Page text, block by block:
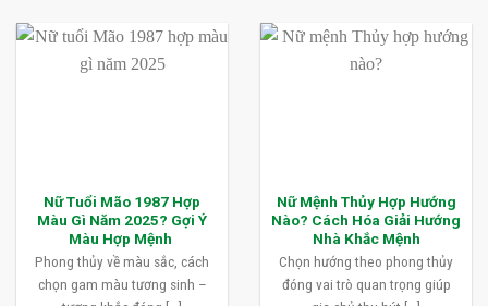
Nữ Tuổi Mão 1987 Hợp
Màu Gì Năm 2025? Gợi Ý
Màu Hợp Mệnh
Phong thủy về màu sắc, cách
chọn gam màu tương sinh –
Nữ Mệnh Thủy Hợp Hướng
Nào? Cách Hóa Giải Hướng
Nhà Khắc Mệnh
Chọn hướng theo phong thủy
đóng vai trò quan trọng giúp